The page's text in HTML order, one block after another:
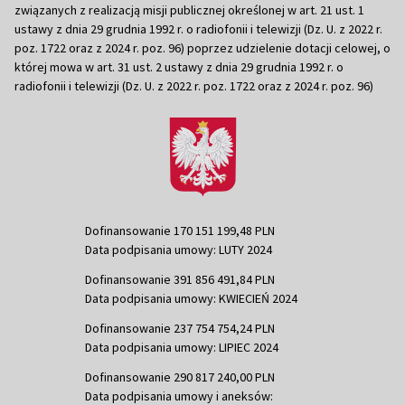
związanych z realizacją misji publicznej określonej w art. 21 ust. 1
ustawy z dnia 29 grudnia 1992 r. o radiofonii i telewizji (Dz. U. z 2022 r.
poz. 1722 oraz z 2024 r. poz. 96) poprzez udzielenie dotacji celowej, o
której mowa w art. 31 ust. 2 ustawy z dnia 29 grudnia 1992 r. o
radiofonii i telewizji (Dz. U. z 2022 r. poz. 1722 oraz z 2024 r. poz. 96)
Dofinansowanie 170 151 199,48 PLN
Data podpisania umowy: LUTY 2024
Dofinansowanie 391 856 491,84 PLN
Data podpisania umowy: KWIECIEŃ 2024
Dofinansowanie 237 754 754,24 PLN
Data podpisania umowy: LIPIEC 2024
Dofinansowanie 290 817 240,00 PLN
Data podpisania umowy i aneksów: